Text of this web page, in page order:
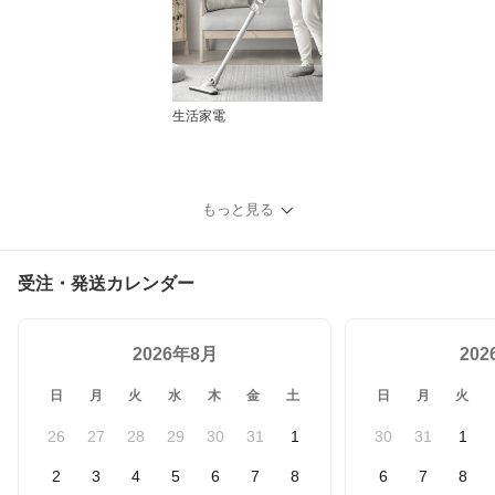
生活家電
もっと見る
受注・発送カレンダー
2026年8月
日 月 火 水 木 金 土
26 27 28 29 30 31 1
2 3 4 5 6 7 8
日 月 火
30 31 1
6 7 8